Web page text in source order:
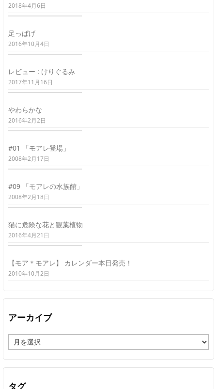
2018年4月6日
足っぱげ
2016年10月4日
レビュー : けりぐるみ
2017年11月16日
やわらかな
2016年2月2日
#01 「モアレ登場」
2008年2月17日
#09 「モアレの水族館」
2008年2月18日
猫に危険な花と観葉植物
2016年4月21日
【モア＊モアレ】 カレンダー本日発売！
2010年10月2日
アーカイブ
ー
カ
イ
タグ